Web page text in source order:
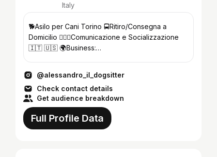
Italy
🐕Asilo per Cani Torino 🚍Ritiro/Consegna a
Domicilio 🐕‍🦺🦮Comunicazione e Socializzazione
🇮🇹 🇺🇸 🌍Business:
@alessandro_il_dogsitter
Check contact details
Get audience breakdown
Full Profile Data